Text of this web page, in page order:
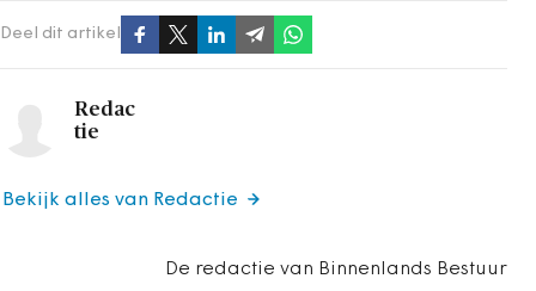
Deel dit artikel
Redac
tie
De redactie van Binnenlands Bestuur
Bekijk alles van Redactie